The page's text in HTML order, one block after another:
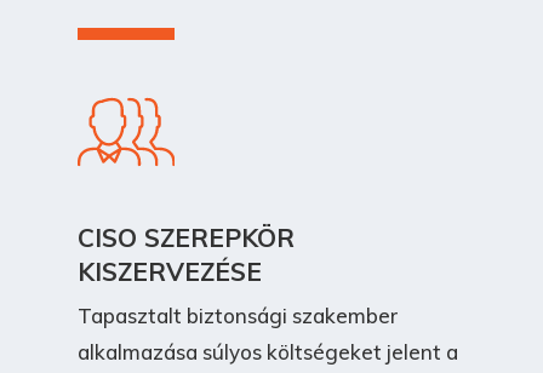
CISO SZEREPKÖR
KISZERVEZÉSE
Tapasztalt biztonsági szakember
alkalmazása súlyos költségeket jelent a